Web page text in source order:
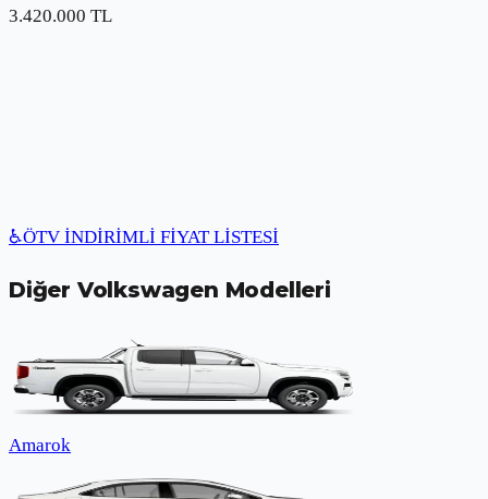
3.420.000 TL
♿ÖTV İNDİRİMLİ FİYAT LİSTESİ
Diğer Volkswagen Modelleri
Amarok